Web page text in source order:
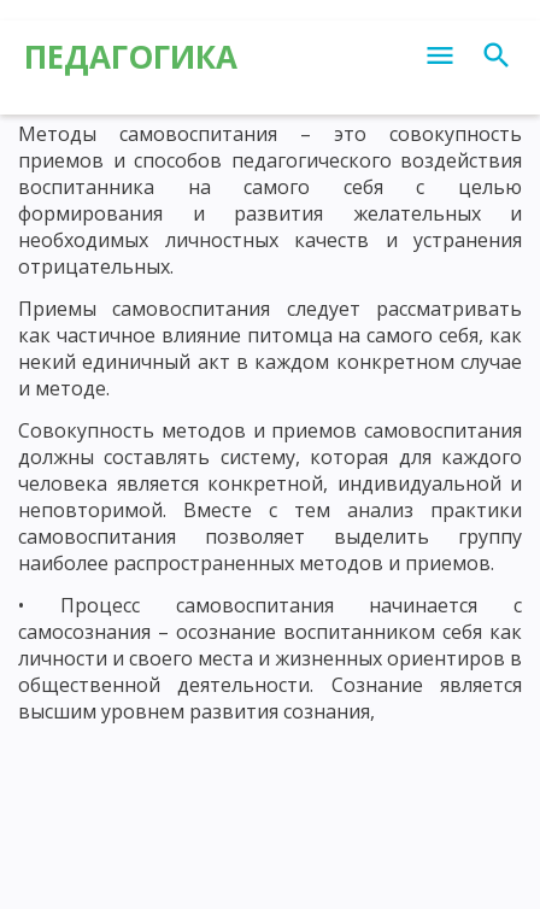
ПЕДАГОГИКА
Методы самовоспитания – это совокупность
приемов и способов педагогического воздействия
воспитанника на самого себя с целью
формирования и развития желательных и
необходимых личностных качеств и устранения
отрицательных.
Приемы самовоспитания следует рассматривать
как частичное влияние питомца на самого себя, как
некий единичный акт в каждом конкретном случае
и методе.
Совокупность методов и приемов самовоспитания
должны составлять систему, которая для каждого
человека является конкретной, индивидуальной и
неповторимой. Вместе с тем анализ практики
самовоспитания позволяет выделить группу
наиболее распространенных методов и приемов.
• Процесс самовоспитания начинается с
самосознания – осознание воспитанником себя как
личности и своего места и жизненных ориентиров в
общественной деятельности. Сознание является
высшим уровнем развития сознания,